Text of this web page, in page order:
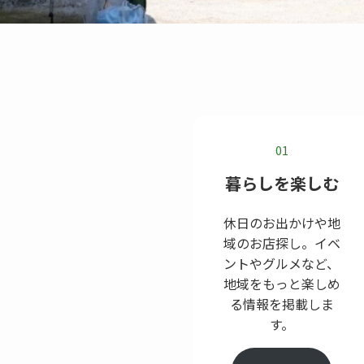
01
暮らしを楽しむ
休日のお出かけや地
域のお店探し。イベ
ントやグルメなど、
地域をもっと楽しめ
る情報を掲載しま
す。